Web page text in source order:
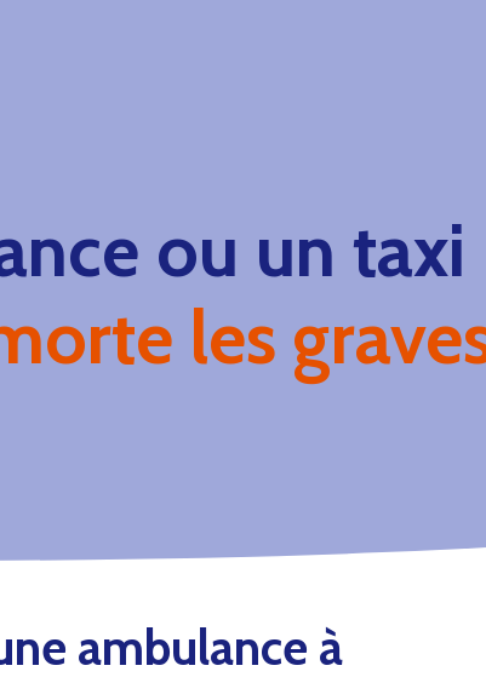
ou un taxi
les
ambulance à